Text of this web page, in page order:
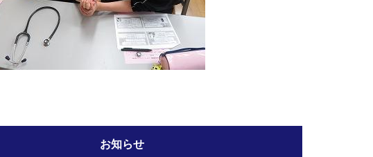
お知らせ